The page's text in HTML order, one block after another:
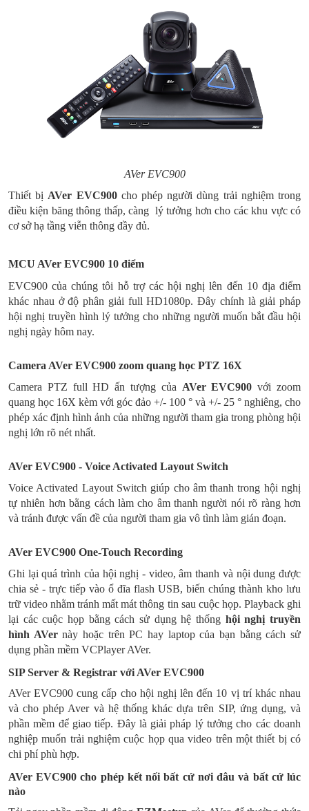
AVer EVC900
Thiết bị AVer EVC900cho phép người dùng trải nghiệm trong
điều kiện băng thông thấp, càng lý tưởng hơn cho các khu vực có
cơ sở hạ tầng viễn thông đầy đủ.
MCU AVer EVC900 10 điểm
EVC900 của chúng tôi hỗ trợ các hội nghị lên đến 10 địa điểm
khác nhau ở độ phân giải full HD1080p. Đây chính là giải pháp
hội nghị truyền hình lý tưởng cho những người muốn bắt đầu hội
nghị ngày hôm nay.
Camera AVer EVC900 zoom quang học PTZ 16X
Camera PTZ full HD ấn tượng của AVer EVC900 với zoom
quang học 16X kèm với góc đảo +/- 100 ° và +/- 25 ° nghiêng, cho
phép xác định hình ảnh của những người tham gia trong phòng hội
nghị lớn rõ nét nhất.
AVer EVC900 - Voice Activated Layout Switch
Voice Activated Layout Switch giúp cho âm thanh trong hội nghị
tự nhiên hơn bằng cách làm cho âm thanh người nói rõ ràng hơn
và tránh được vấn đề của người tham gia vô tình làm gián đoạn.
AVer EVC900 One-Touch Recording
Ghi lại quá trình của hội nghị - video, âm thanh và nội dung được
chia sẻ - trực tiếp vào ổ đĩa flash USB, biến chúng thành kho lưu
trữ video nhằm tránh mất mát thông tin sau cuộc họp. Playback ghi
lại các cuộc họp bằng cách sử dụng hệ thống hội nghị truyền
hình AVernày hoặc trên PC hay laptop của bạn bằng cách sử
dụng phần mềm VCPlayer AVer.
SIP Server & Registrar với AVer EVC900
AVer EVC900 cung cấp cho hội nghị lên đến 10 vị trí khác nhau
và cho phép Aver và hệ thống khác dựa trên SIP, ứng dụng, và
phần mềm để giao tiếp. Đây là giải pháp lý tưởng cho các doanh
nghiệp muốn trải nghiệm cuộc họp qua video trên một thiết bị có
chi phí phù hợp.
AVer EVC900 cho phép kết nối bất cứ nơi đâu và bất cứ lúc
nào